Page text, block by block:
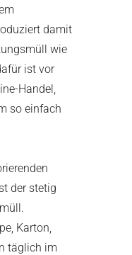
damit
wie
ist vor
Handel,
so einfach
der stetig
Karton,
täglich im